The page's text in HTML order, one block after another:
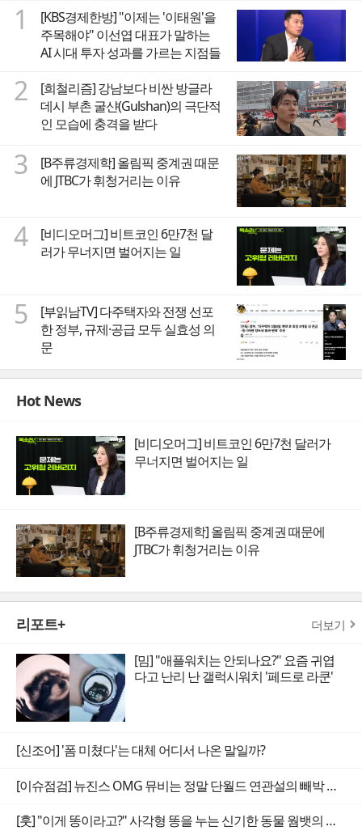
1
[KBS경제한방] "이제는 '이태원'을
주목해야" 이선엽 대표가 말하는
AI 시대 투자 성과를 가르는 지점들
2
[희철리즘] 강남보다 비싼 방글라
데시 부촌 굴샨(Gulshan)의 극단적
인 모습에 충격을 받다
3
[B주류경제학] 올림픽 중계권 때문
에 JTBC가 휘청거리는 이유
4
[비디오머그] 비트코인 6만7천 달
러가 무너지면 벌어지는 일
5
[부읽남TV] 다주택자와 전쟁 선포
한 정부, 규제·공급 모두 실효성 의
문
Hot News
[비디오머그] 비트코인 6만7천 달러가
무너지면 벌어지는 일
[B주류경제학] 올림픽 중계권 때문에
JTBC가 휘청거리는 이유
리포트+ 더보기
[밈] "애플워치는 안되나요?" 요즘 귀엽
다고 난리 난 갤럭시워치 '페드로 라쿤'
[신조어] '폼 미쳤다'는 대체 어디서 나온 말일까?
[이슈점검] 뉴진스 OMG 뮤비는 정말 단월드 연관설의 빼박 증거일까
[훗] "이게 똥이라고?" 사각형 똥을 누는 신기한 동물 웜뱃의 비밀